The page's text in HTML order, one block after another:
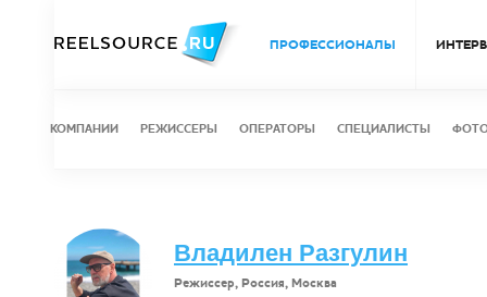
ПРОФЕССИОНАЛЫ
КОМПАНИИ РЕЖИССЕРЫ ОПЕРАТОРЫ СПЕЦИАЛИСТЫ
Владилен Разгулин
Режиссер, Россия, Москва